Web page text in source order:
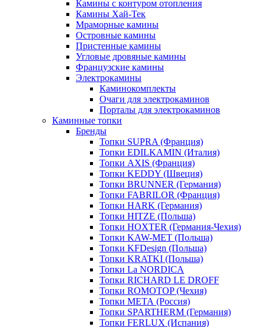
Камины с контуром отопления
Камины Хай-Тек
Мраморные камины
Островные камины
Пристенные камины
Угловые дровяные камины
Французские камины
Электрокамины
Каминокомплекты
Очаги для электрокаминов
Порталы для электрокаминов
Каминные топки
Бренды
Топки SUPRA (Франция)
Топки EDILKAMIN (Италия)
Топки AXIS (Франция)
Топки KEDDY (Швеция)
Топки BRUNNER (Германия)
Топки FABRILOR (Франция)
Топки HARK (Германия)
Топки HITZE (Польша)
Топки HOXTER (Германия-Чехия)
Топки KAW-MET (Польша)
Топки KFDesign (Польша)
Топки KRATKI (Польша)
Топки La NORDICA
Топки RICHARD LE DROFF
Топки ROMOTOP (Чехия)
Топки МЕТА (Россия)
Топки SPARTHERM (Германия)
Топки FERLUX (Испания)